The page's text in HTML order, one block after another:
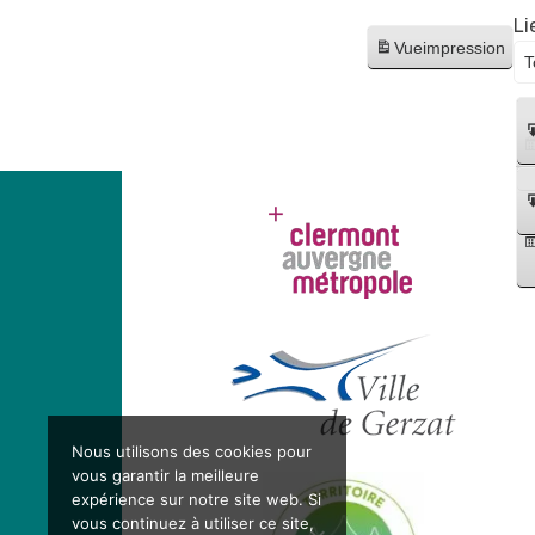
la
Vueimpression
Nous utilisons des cookies pour
vous garantir la meilleure
expérience sur notre site web. Si
vous continuez à utiliser ce site,